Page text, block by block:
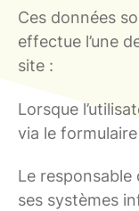
Ces données
effectue l’une
site :
Lorsque
via le
Le
ses systèmes